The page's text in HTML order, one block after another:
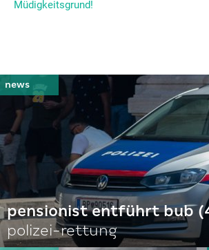
Müdigkeitsgrund!
pensionist entführt bub
polizei-rettung